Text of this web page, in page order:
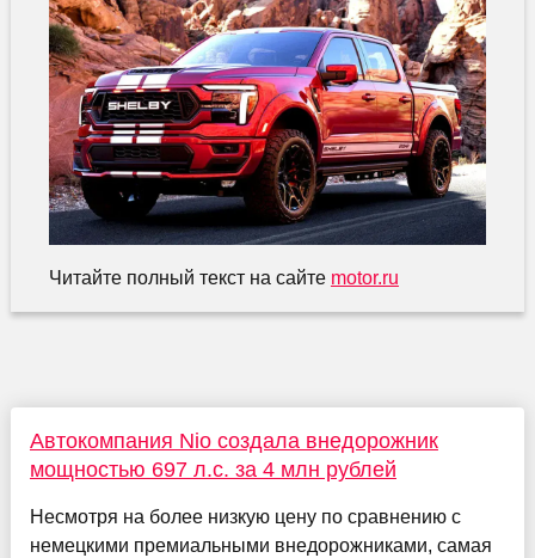
Читайте полный текст на сайте motor.ru
Автокомпания Nio создала внедорожник
мощностью 697 л.с. за 4 млн рублей
Несмотря на более низкую цену по сравнению с
немецкими премиальными внедорожниками, самая